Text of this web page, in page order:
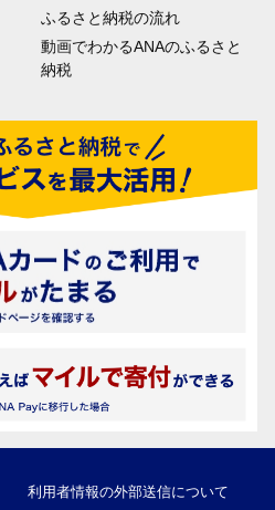
ふるさと納税の流れ
動画でわかるANAのふるさと
納税
利用者情報の外部送信について